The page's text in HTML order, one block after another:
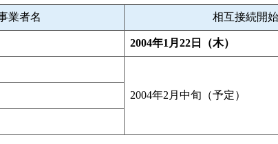
業者名
相互接続開
2004年1月22日（木）
2004年2月中旬（予定）